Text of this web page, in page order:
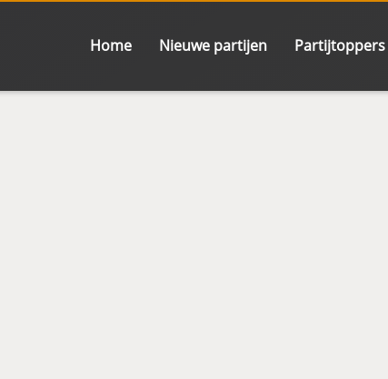
Home Nieuwe partijen Partijtoppers